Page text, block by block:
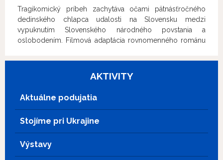
prírodným živlom.
Tragikomický príbeh zachytáva očami pätnásťročného
dedinského chlapca udalosti na Slovensku medzi
vypuknutím Slovenského národného povstania a
oslobodením. Filmová adaptácia rovnomenného románu
AKTIVITY
Aktuálne podujatia
Stojíme pri Ukrajine
Výstavy